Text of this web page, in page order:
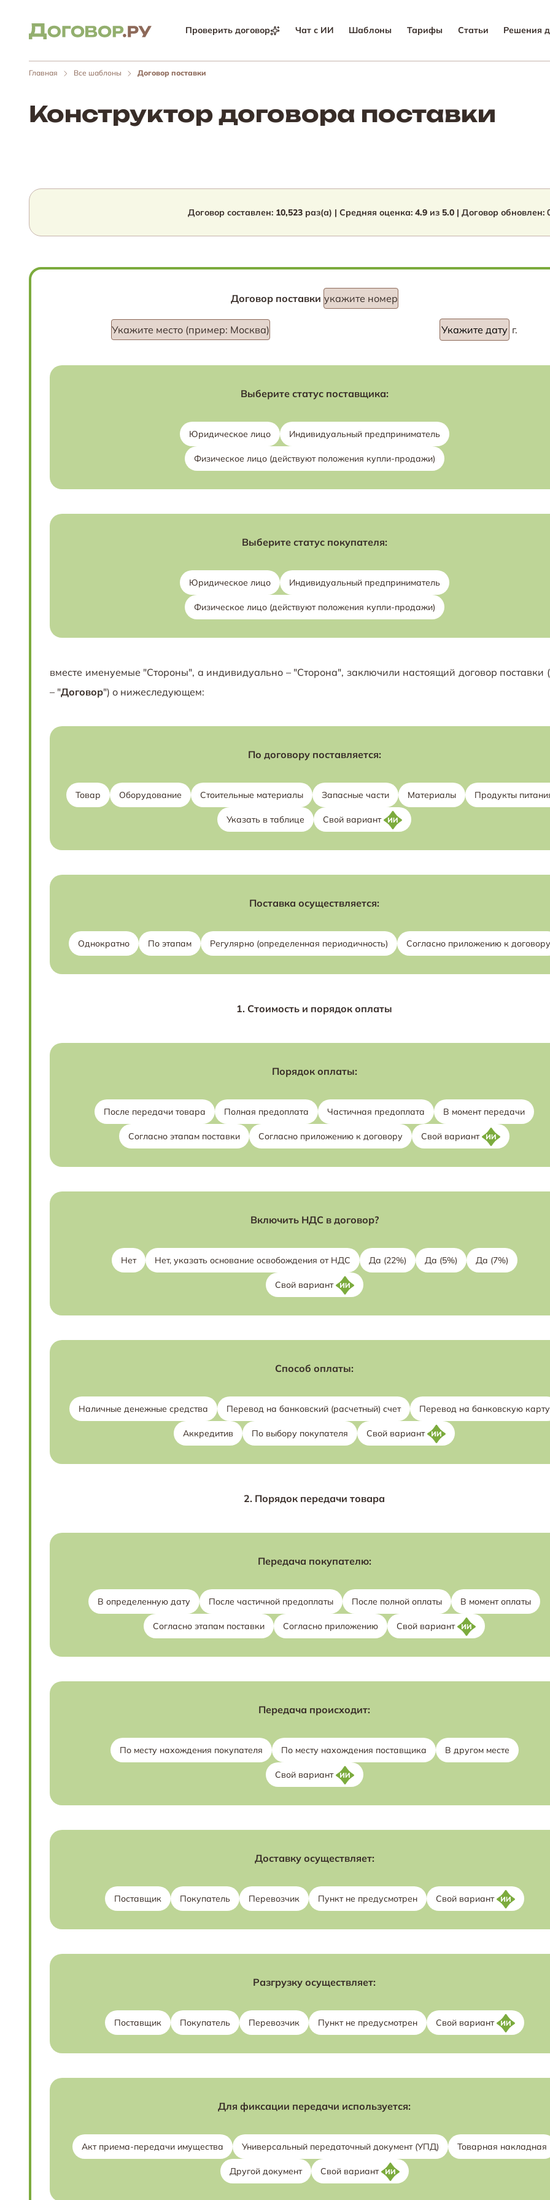
Проверить договор Чат с ИИ Шаблоны Тарифы Статьи Решения
Главная Все шаблоны Договор поставки
Конструктор договора поставки
Договор составлен: 10,523раз(а) | Средняя оценка: 4.9из 5.0| Договор обновлен:
Договор поставки укажите номер
Укажите место (пример: Москва) г.
Выберите статус поставщика:
Юридическое лицо Индивидуальный предприниматель
Физическое лицо (действуют положения купли-продажи)
Выберите статус покупателя:
Юридическое лицо Индивидуальный предприниматель
Физическое лицо (действуют положения купли-продажи)
вместе именуемые "Стороны", а индивидуально – "Сторона", заключили настоящий договор поставки
– "Договор") о нижеследующем:
По договору поставляется:
Товар Оборудование Стоительные материалы Запасные части Материалы Продукты
Указать в таблице Свой вариант
Поставка осуществляется:
Однократно По этапам Регулярно (определенная периодичность) Согласно приложению к договору
1. Стоимость и порядок оплаты
Порядок оплаты:
После передачи товара Полная предоплата Частичная предоплата В момент передачи
Согласно этапам поставки Согласно приложению к договору Свой вариант
Включить НДС в договор?
Нет Нет, указать основание освобождения от НДС Да (22%) Да (5%) Да (7%)
Свой вариант
Способ оплаты:
Наличные денежные средства Перевод на банковский (расчетный) счет Перевод на банковскую карту
Аккредитив По выбору покупателя Свой вариант
2. Порядок передачи товара
Передача покупателю:
В определенную дату После частичной предоплаты После полной оплаты В момент оплаты
Согласно этапам поставки Согласно приложению Свой вариант
Передача происходит:
По месту нахождения покупателя По месту нахождения поставщика В другом месте
Свой вариант
Доставку осуществляет:
Поставщик Покупатель Перевозчик Пункт не предусмотрен Свой вариант
Разгрузку осуществляет:
Поставщик Покупатель Перевозчик Пункт не предусмотрен Свой вариант
Для фиксации передачи используется:
Акт приема-передачи имущества Универсальный передаточный документ (УПД) Товарная накладная
Другой документ Свой вариант